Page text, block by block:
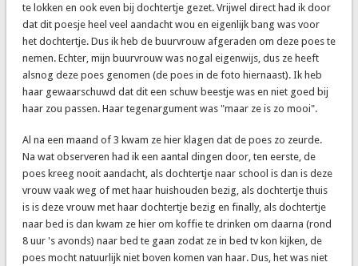
te lokken en ook even bij dochtertje gezet. Vrijwel direct had ik door
dat dit poesje heel veel aandacht wou en eigenlijk bang was voor
het dochtertje. Dus ik heb de buurvrouw afgeraden om deze poes te
nemen. Echter, mijn buurvrouw was nogal eigenwijs, dus ze heeft
alsnog deze poes genomen (de poes in de foto hiernaast). Ik heb
haar gewaarschuwd dat dit een schuw beestje was en niet goed bij
haar zou passen. Haar tegenargument was "maar ze is zo mooi".
Al na een maand of 3 kwam ze hier klagen dat de poes zo zeurde.
Na wat observeren had ik een aantal dingen door, ten eerste, de
poes kreeg nooit aandacht, als dochtertje naar school is dan is deze
vrouw vaak weg of met haar huishouden bezig, als dochtertje thuis
is is deze vrouw met haar dochtertje bezig en finally, als dochtertje
naar bed is dan kwam ze hier om koffie te drinken om daarna (rond
8 uur 's avonds) naar bed te gaan zodat ze in bed tv kon kijken, de
poes mocht natuurlijk niet boven komen van haar. Dus, het was niet